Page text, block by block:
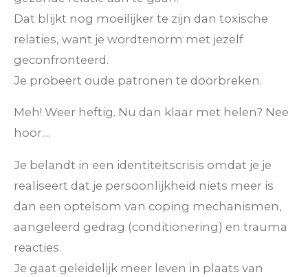
Dat blijkt nog moeilijker te zijn dan toxische
relaties, want je wordtenorm met jezelf
geconfronteerd.
Je probeert oude patronen te doorbreken.
Meh! Weer heftig. Nu dan klaar met helen? Nee
hoor....
Je belandt in een identiteitscrisis omdat je je
realiseert dat je persoonlijkheid niets meer is
dan een optelsom van coping mechanismen,
aangeleerd gedrag (conditionering) en trauma
reacties.
Je gaat geleidelijk meer leven in plaats van